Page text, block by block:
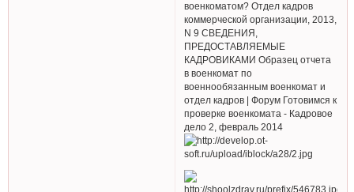
военкоматом? Отдел кадров
коммерческой организации, 2013,
N 9 СВЕДЕНИЯ,
ПРЕДОСТАВЛЯЕМЫЕ
КАДРОВИКАМИ Образец отчета
в военкомат по
военнообязанным военкомат и
отдел кадров | Форум Готовимся к
проверке военкомата - Кадровое
дело 2, февраль 2014